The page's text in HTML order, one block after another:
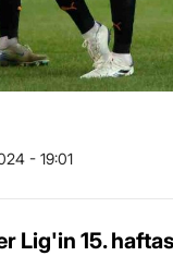
- 19:01
Lig'in 15.